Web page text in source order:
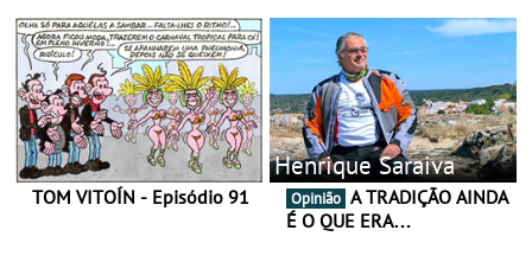
TOM VITOÍN - Episódio 91
Henrique Saraiva
Opinião
É O QUE ERA…